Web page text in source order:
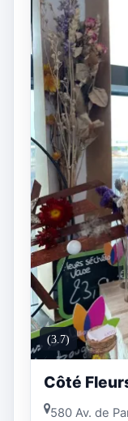
(3.7)
Côté
580 Av. de